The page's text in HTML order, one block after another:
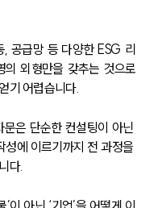
업무
사
, 공급망 등 다양한 ESG 리
외형만을 갖추는 것으로
기 어렵습니다.
은 단순한 컨설팅이 아닌
성에 이르기까지 전 과정을
다.